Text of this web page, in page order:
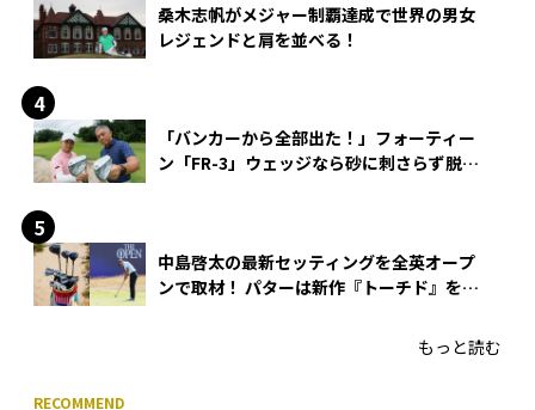
桑木志帆がメジャー制覇達成で世界の男女
レジェンドと肩を並べる！
「バンカーから全部出た！」フォーティー
ン「FR-3」ウェッジなら砂に刺さらず脱出
中島啓太の最新セッティングを全英オープ
ンで取材！ パターは新作『トーチド』を投
もっと読む